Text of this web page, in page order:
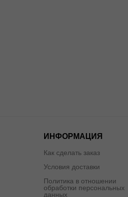
ИНФОРМАЦИЯ
Как сделать заказ
Условия доставки
Политика в отношении
обработки персональных
данных